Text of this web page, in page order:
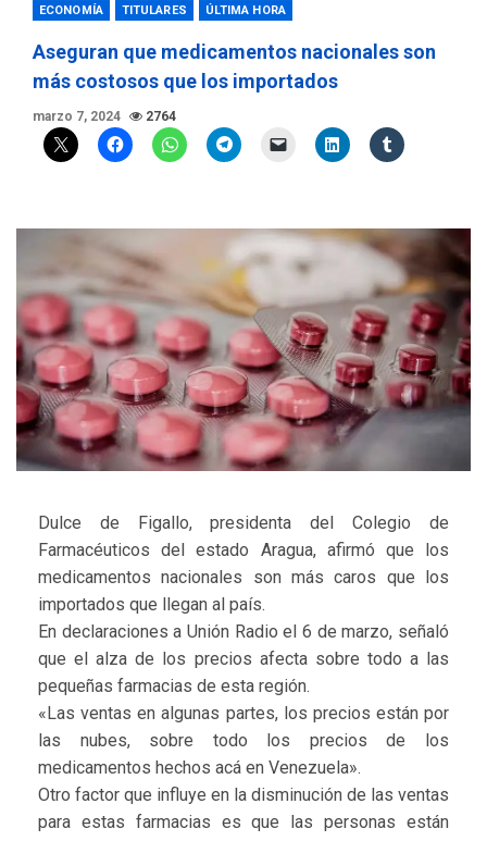
ECONOMÍA TITULARES ÚLTIMA HORA
Aseguran que medicamentos nacionales son
más costosos que los importados
marzo 7, 2024 2764
Dulce de Figallo, presidenta del Colegio de
Farmacéuticos del estado Aragua, afirmó que los
medicamentos nacionales son más caros que los
importados que llegan al país.
En declaraciones a Unión Radio el 6 de marzo, señaló
que el alza de los precios afecta sobre todo a las
pequeñas farmacias de esta región.
«Las ventas en algunas partes, los precios están por
las nubes, sobre todo los precios de los
medicamentos hechos acá en Venezuela».
Otro factor que influye en la disminución de las ventas
para estas farmacias es que las personas están